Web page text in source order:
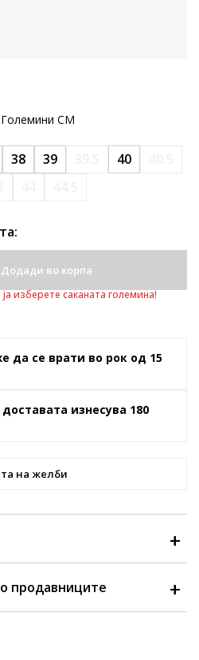
Големини CM
38 39 40
Додади во корпа
изберете саканата големина!
да се врати во рок од 15
изнесува 180
на желби
продавниците